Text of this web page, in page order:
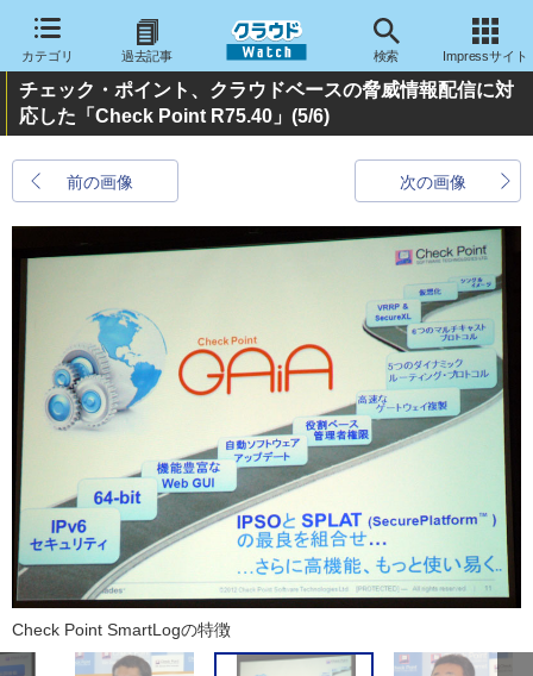
カテゴリ 過去記事 検索 Impressサイト
チェック・ポイント、クラウドベースの脅威情報配信に対
応した「Check Point R75.40」 (5/6)
前の画像 次の画像
Check Point SmartLogの特徴